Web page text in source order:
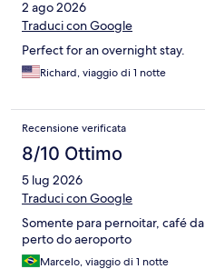
2 ago 2026
Traduci con Google
Perfect for an overnight stay.
Richard, viaggio di 1 notte
Recensione verificata
8/10 Ottimo
5 lug 2026
Traduci con Google
Somente para pernoitar, café
perto do aeroporto
Marcelo, viaggio di 1 notte